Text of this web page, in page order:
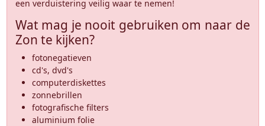
een verduistering veilig waar te nemen!
Wat mag je nooit gebruiken om naar de
Zon te kijken?
fotonegatieven
cd's, dvd's
computerdiskettes
zonnebrillen
fotografische filters
aluminium folie